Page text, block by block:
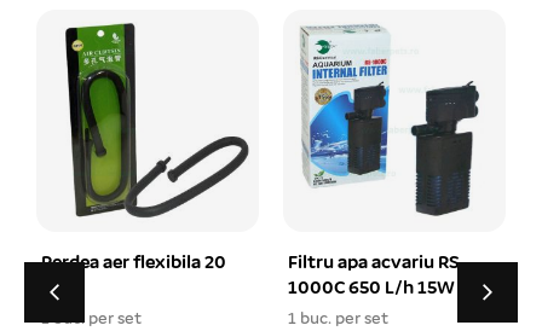
Filtru apa acvariu RS-
1 buc. per set
Compresor aer acvariu
BOYU SES-60
60L/min 35W